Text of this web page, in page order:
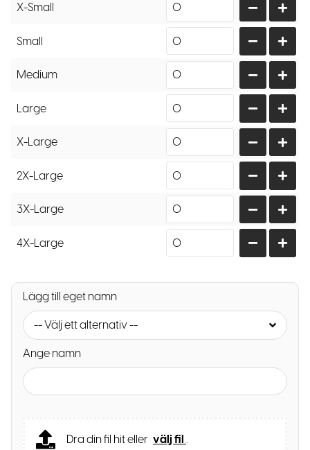
X-Small
Small
Medium
Large
X-Large
2X-Large
3X-Large
4X-Large
Lägg till eget namn
-- Välj ett alternativ --
Ange namn
Dra din fil hit eller välj fil .